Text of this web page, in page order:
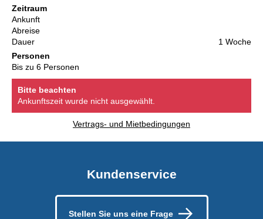
Zeitraum
Ankunft
Abreise
Dauer
1 Woche
Personen
Bis zu 6 Personen
Bitte beachten
Ankunftszeit wurde nicht ausgewählt.
Vertrags- und Mietbedingungen
Kundenservice
Stellen Sie uns eine Frage